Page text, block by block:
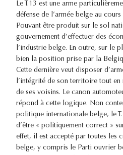
Le T.13 est une arme
défense de l’armée belge au cours
Pouvant être produit sur le sol
gouvernement d’effectuer des
l’industrie belge. En outre, sur le
bien la position prise par la
Cette dernière veut disposer
l’intégrité de son territoire tout en
de ses voisins. Le canon
répond à cette logique. Non
politique internationale belge, le
d’être « politiquement correct »
effet, il est accepté par toutes les
belge, y compris le Parti ouvrier